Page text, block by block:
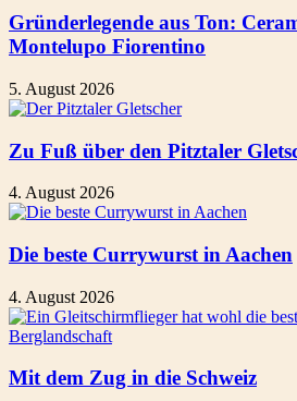
Gründerlegende aus Ton:
Montelupo Fiorentino
5. August 2026
Zu Fuß über den Pitztaler
4. August 2026
Die beste Currywurst in Aachen
4. August 2026
Mit dem Zug in die Schweiz